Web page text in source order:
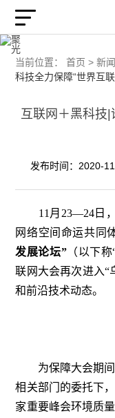
当前位置： 首页 > 新
科技全力保障“世界互
互联网＋黑科技|
发布时间：2020-
11月23—24日，
网络空间命运共同
发展论坛”（以下称
联网大会再次进入“
和前沿技术动态。
为保障大会期间
相关部门的委托下，
家重要峰会环境质